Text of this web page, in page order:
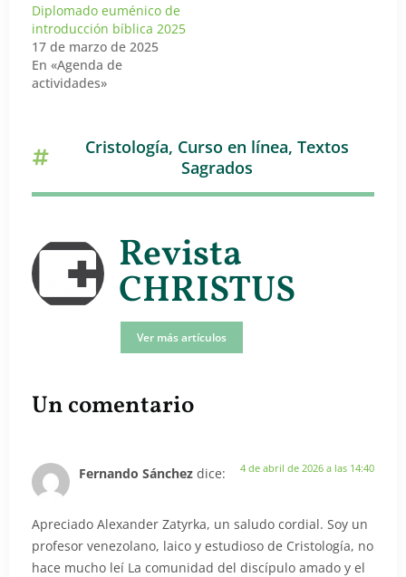
Diplomado euménico de
introducción bíblica 2025
17 de marzo de 2025
En «Agenda de
actividades»
Cristología, Curso en línea, Textos
Sagrados
Revista
CHRISTUS
Ver más artículos
Un comentario
Fernando Sánchez dice: 4 de abril de 2026 a las 14:40
Apreciado Alexander Zatyrka, un saludo cordial. Soy un
profesor venezolano, laico y estudioso de Cristología, no
hace mucho leí La comunidad del discípulo amado y el